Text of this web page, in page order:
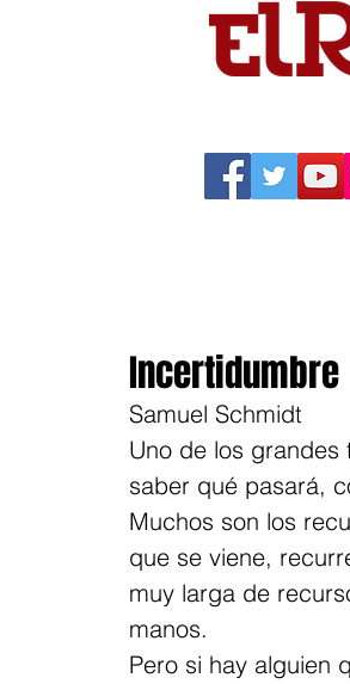
Incertidumbre
Samuel Schmidt
Uno de los
saber qué pasará,
Muchos son los
que se viene,
muy larga de
manos.
Pero si hay alguien